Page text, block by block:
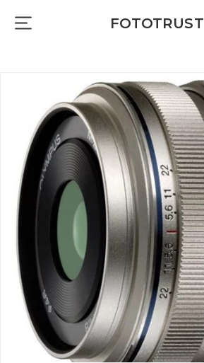
FOTOTRUST